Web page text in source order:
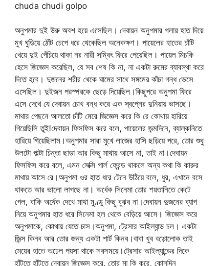
chuda chudi golpo
অনুপমার দুই উরু অবশ হয়ে এসেছিল। দেবায়ন অনুপমার গলায় হাত দিয়ে
মুখ ঘুড়িয়ে ঠোঁট চেপে ধরে থেকেছিল অনেকক্ষণ। পায়েলের হাতের চাঁটি
খেয়ে দুই পেঁচিয়ে থাকা নর নারী সম্বিৎ ফিরে পেয়েছিল। পায়েল মিচকি
হেসে জিজ্ঞেস করেছিল, যে সব শেষ কি না, না একটা রুমের ব্যাবস্থা করে
দিতে হবে। দুজনের শরীর থেকে ঘামের সাথে সঙ্গমের কাঁচা গন্ধ ভেসে
এসেছিল। দুইজন পরস্পরকে ছেড়ে দিয়েছিল।কিছুপরে অনুপমা ফিরে
এসে দেখে যে দেবায়ন চোখ বন্ধ করে এক স্বপ্নের দুনিয়ায় ভাসছে।
মাথার পেছনে আলতো চাঁটি মেরে জিজ্ঞেস করে কি রে কোথায় হারিয়ে
গিয়েছিলি তুই!দেবায়ন ফিসফিস করে বলে, পায়েলের জন্মদিনে, ব্যাল্কনিতে
হারিয়ে গিয়েছিলাম।অনুপমার সারা মুখে লাজের হাসি ছড়িয়ে পরে, তোর শুধু
উলটো পাল্টা চিন্তা ছাড়া আর কিছু মাথায় আসে না, তাই না।দেবায়ন
ফিসফিস করে বলে, এমন সেক্সি গার্ল ফ্রেন্ড থাকলে অন্য কথা কি কারুর
মাথায় আসে রে।অনুপমা ওর হাত ধরে টেনে উঠিয়ে বলে, ধুর, এখানে বসে
থাকতে আর ভালো লাগছে না। অর্ধেক সিনেমা তোর শয়তানিতে কেটে
গেল, বাকি অর্ধেক দেখে মাথা মুণ্ডু কিছু বুঝব না।দেবায়ন দুজনের ব্যাগ
নিয়ে অনুপমার হাত ধরে সিনেমা হল থেকে বেড়িয়ে আসে। জিজ্ঞেস করে
অনুপমাকে, কোথায় যেতে চাস।অনুপমা, ট্রেসার আইল্যান্ড চল। একটা
জিন্স কিনব আর তোর জন্য একটা শার্ট কিনব।বাবা খুব বড়োলোক তাই
মেয়ের হাতে অঢেল পয়সা থাকে সবসময়ে।ট্রেসার আইল্যান্ডের দিকে
হাঁটতে হাঁটতে দেবায়ন জিজ্ঞেস করে, তোর মা কি করে, কোনদিন